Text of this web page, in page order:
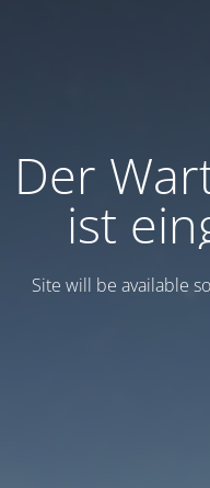
Der
ist
Site will be available